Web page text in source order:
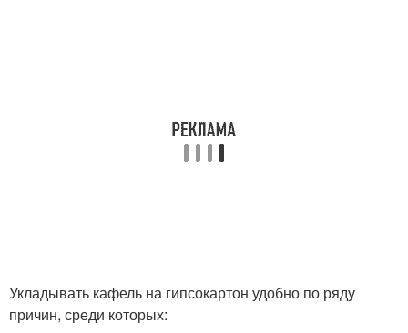
Укладывать кафель на гипсокартон удобно по ряду
причин, среди которых: